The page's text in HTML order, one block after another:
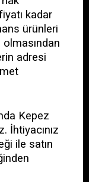
kadar
ürünleri
adresi
Kepez
İhtiyacınız
ile satın